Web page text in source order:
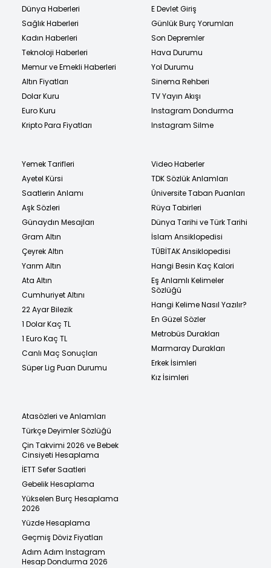
Dünya Haberleri
Sağlık Haberleri
Kadın Haberleri
Teknoloji Haberleri
Memur ve Emekli Haberleri
Altın Fiyatları
Dolar Kuru
Euro Kuru
Kripto Para Fiyatları
E Devlet Giriş
Günlük Burç Yorumları
Son Depremler
Hava Durumu
Yol Durumu
Sinema Rehberi
TV Yayın Akışı
Instagram Dondurma
Instagram Silme
Yemek Tarifleri
Ayetel Kürsi
Saatlerin Anlamı
Aşk Sözleri
Günaydın Mesajları
Gram Altın
Çeyrek Altın
Yarım Altın
Ata Altın
Cumhuriyet Altını
22 Ayar Bilezik
1 Dolar Kaç TL
1 Euro Kaç TL
Canlı Maç Sonuçları
Süper Lig Puan Durumu
Video Haberler
TDK Sözlük Anlamları
Üniversite Taban Puanları
Rüya Tabirleri
Dünya Tarihi ve Türk Tarihi
İslam Ansiklopedisi
TÜBİTAK Ansiklopedisi
Hangi Besin Kaç Kalori
Eş Anlamlı Kelimeler
Sözlüğü
Hangi Kelime Nasıl Yazılır?
En Güzel Sözler
Metrobüs Durakları
Marmaray Durakları
Erkek İsimleri
Kız İsimleri
Atasözleri ve Anlamları
Türkçe Deyimler Sözlüğü
Çin Takvimi 2026 ve Bebek
Cinsiyeti Hesaplama
İETT Sefer Saatleri
Gebelik Hesaplama
Yükselen Burç Hesaplama
2026
Yüzde Hesaplama
Geçmiş Döviz Fiyatları
Adım Adım Instagram
Hesap Dondurma 2026